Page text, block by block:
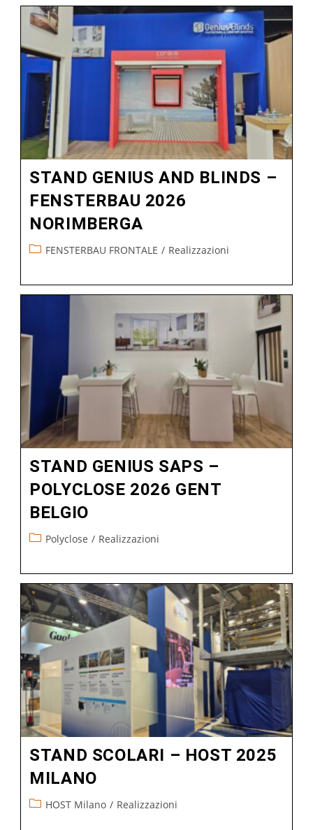
STAND GENIUS AND BLINDS –
FENSTERBAU 2026
NORIMBERGA
FENSTERBAU FRONTALE / Realizzazioni
STAND GENIUS SAPS –
POLYCLOSE 2026 GENT
BELGIO
Polyclose / Realizzazioni
STAND SCOLARI – HOST 2025
MILANO
HOST Milano / Realizzazioni